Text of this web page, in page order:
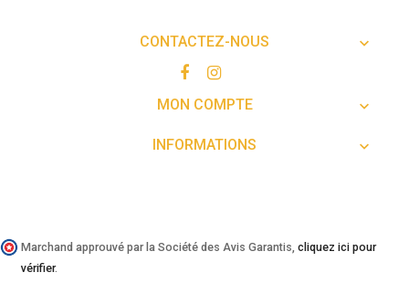
CONTACTEZ-NOUS 
MON COMPTE 
INFORMATIONS 
Marchand approuvé par la Société des Avis Garantis, cliquez ici pour
vérifier.